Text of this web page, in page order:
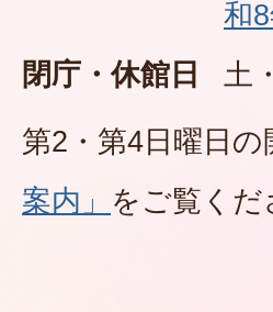
和
閉庁・休館日
土
第2・第4日曜日
案内」 をご覧くだ